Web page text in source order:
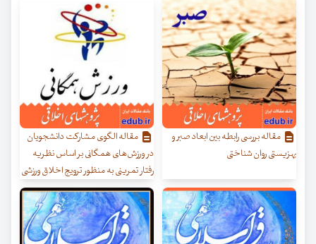
مقاله بررسی رابطه بین ابعاد صبر و
بهزیستی روان شناختی
مقاله الگوی مشارکت دانشجویان
در ورزش‌های همگانی بر اساس نظریه
رفتار تمرینی به منظور ترویج اخلاق ورزشی